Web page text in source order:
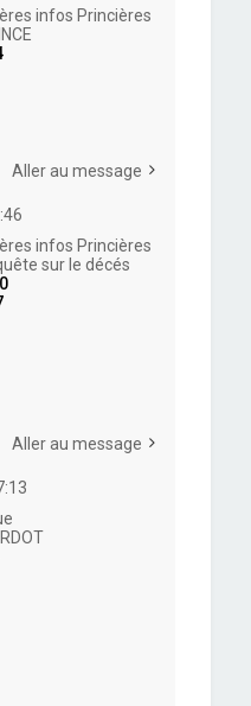
infos Princières
Aller au message
infos Princières
sur le décés
Aller au message